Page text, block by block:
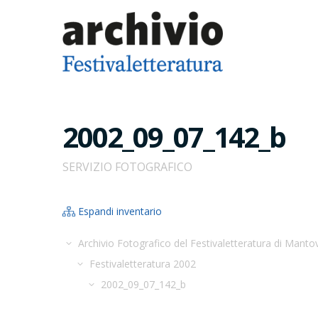
2002_09_07_142_b
SERVIZIO FOTOGRAFICO
Espandi inventario
Archivio Fotografico del Festivaletteratura di
Festivaletteratura 2002
2002_09_07_142_b